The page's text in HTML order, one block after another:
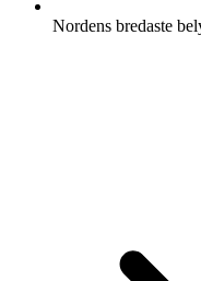
Nordens bredaste